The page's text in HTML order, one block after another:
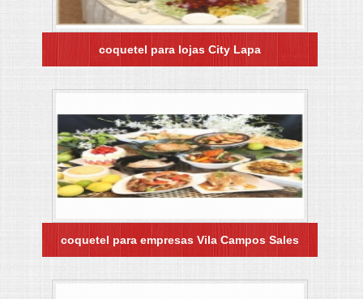
coquetel para lojas City Lapa
coquetel para empresas Vila Campos Sales